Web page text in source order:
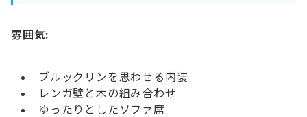
雰囲気:
ブルックリンを思わせる内装
レンガ壁と木の組み合わせ
ゆったりとしたソファ席